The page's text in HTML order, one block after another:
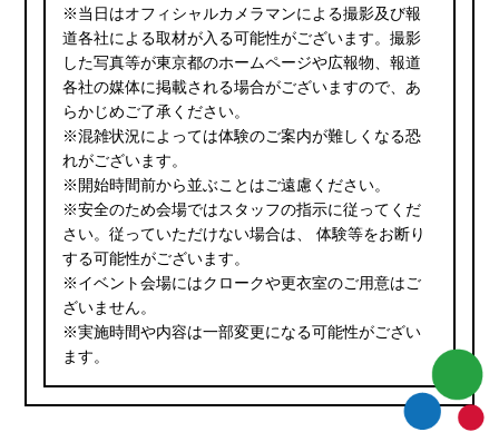
※当日はオフィシャルカメラマンによる撮影及び報
道各社による取材が入る可能性がございます。撮影
した写真等が東京都のホームページや広報物、報道
各社の媒体に掲載される場合がございますので、あ
らかじめご了承ください。
※混雑状況によっては体験のご案内が難しくなる恐
れがございます。
※開始時間前から並ぶことはご遠慮ください。
※安全のため会場ではスタッフの指示に従ってくだ
さい。従っていただけない場合は、 体験等をお断り
する可能性がございます。
※イベント会場にはクロークや更衣室のご用意はご
ざいません。
※実施時間や内容は一部変更になる可能性がござい
ます。